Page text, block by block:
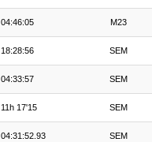
04:46:05 M23
18:28:56 SEM
04:33:57 SEM
11h 17'15 SEM
04:31:52.93 SEM